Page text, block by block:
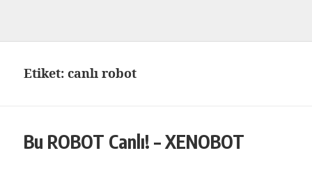
Etiket:canlı robot
Bu ROBOT Canlı! – XENOBOT